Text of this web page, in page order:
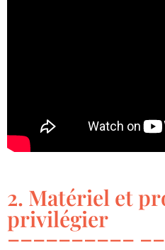
2. Matériel et
privilégier